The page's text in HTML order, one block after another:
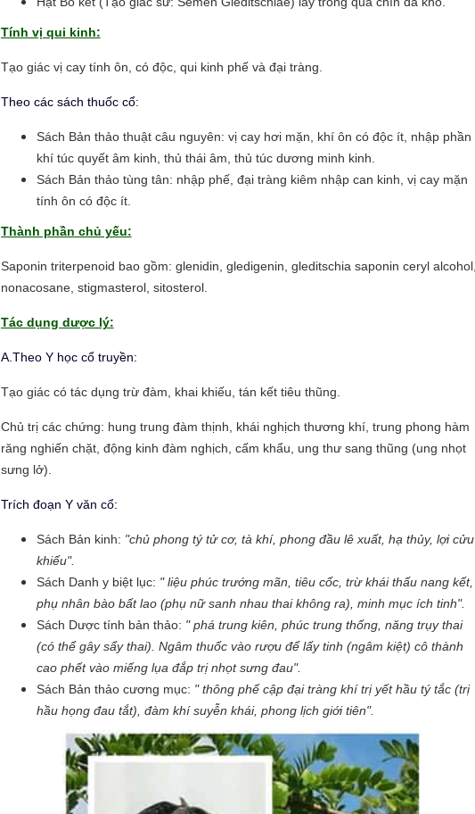
Tính vị qui kinh:
Tạo giác vị cay tính ôn, có độc, qui kinh phế và đại tràng.
Theo các sách thuốc cổ:
Sách Bản thảo thuật câu nguyên: vị cay hơi mặn, khí ôn có độc ít, nhập phần
khí túc quyết âm kinh, thủ thái âm, thủ túc dương minh kinh.
Sách Bản thảo tùng tân: nhập phế, đại tràng kiêm nhập can kinh, vị cay mặn
tính ôn có độc ít.
Thành phần chủ yếu:
Saponin triterpenoid bao gồm: glenidin, gledigenin, gleditschia saponin ceryl alcohol,
nonacosane, stigmasterol, sitosterol.
Tác dụng dược lý:
A.Theo Y học cổ truyền:
Tạo giác có tác dụng trừ đàm, khai khiếu, tán kết tiêu thũng.
Chủ trị các chứng: hung trung đàm thịnh, khái nghịch thương khí, trung phong hàm
răng nghiến chặt, động kinh đàm nghịch, cấm khẩu, ung thư sang thũng (ung nhọt
sưng lở).
Trích đoạn Y văn cổ:
Sách Bản kinh: "chủ phong tý tử cơ, tà khí, phong đầu lê xuất, hạ thủy, lợi cửu
khiếu".
Sách Danh y biệt lục: " liệu phúc trướng mãn, tiêu cốc, trừ khái thấu nang kết,
phụ nhân bào bất lao (phụ nữ sanh nhau thai không ra), minh mục ích tinh".
Sách Dược tính bản thảo: " phá trung kiên, phúc trung thống, năng trụy thai
(có thể gây sẩy thai). Ngâm thuốc vào rượu để lấy tinh (ngâm kiệt) cô thành
cao phết vào miếng lụa đắp trị nhọt sưng đau".
Sách Bản thảo cương mục: " thông phế cập đại tràng khí trị yết hầu tý tắc (trị
hầu họng đau tắt), đàm khí suyễn khái, phong lịch giới tiên".